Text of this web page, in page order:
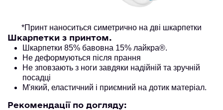
*Принт наноситься симетрично на дві шкарпетки
Шкарпетки з принтом.
Шкарпетки 85% бавовна 15% лайкра®.
Не деформуються після прання
Не зповзають з ноги завдяки надійній та зручній
посадці
М'який, еластичний і приємний на дотик матеріал.
Рекомендації по догляду: